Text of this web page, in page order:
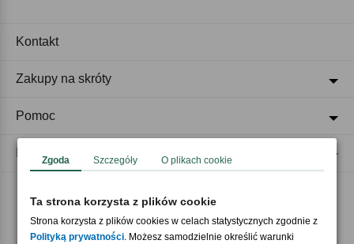
Akceptujemy płatności
Kontakt
Zakupy na skróty
Pomoc
Zgoda Szczegóły O plikach cookie
Ta strona korzysta z plików cookie
Strona korzysta z plików cookies w celach statystycznych zgodnie z
Polityką prywatności. Możesz samodzielnie określić warunki